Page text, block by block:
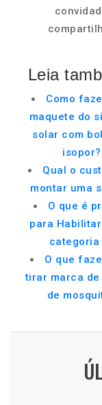
Leia
Como
maquete do
solar com
isopor?
Qual o
montar uma
O que é
para
categoria
O que
tirar marca de
de